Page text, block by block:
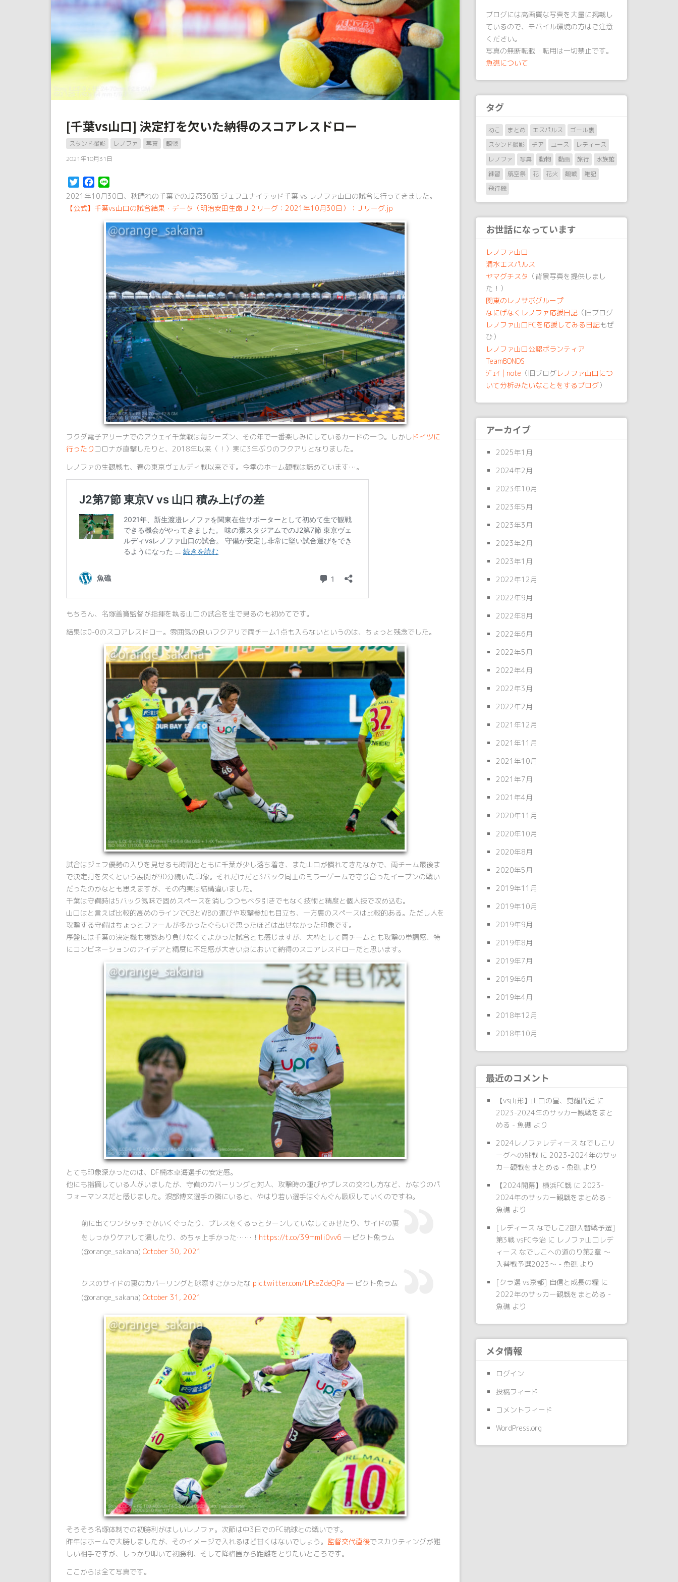
[千葉vs山口] 決定打を欠いた納得のスコアレスドロー
スタンド撮影 レノファ 写真
観戦
2021年10月31日
TwitterFacebook
2021年10月30日、秋晴れの千葉でのJ2第36節 ジェフユナイテッド千葉 vs レノファ山口の試合に行ってきました。
【公式】千葉vs山口の試合結果・データ（明治安田生命Ｊ２リーグ：2021年10月30日）：Ｊリーグ.jp
フクダ電子アリーナでのアウェイ千葉戦は毎シーズン、その年で一番楽しみにしているカードの一つ。しかし ドイツに
行ったり コロナが直撃したりと、2018年以来（！）実に3年ぶりのフクアリとなりました。
レノファの生観戦も、春の東京ヴェルディ戦以来です。今季のホーム観戦は諦めています…。
もちろん、名塚善寛監督が指揮を執る山口の試合を生で見るのも初めてです。
結果は0-0のスコアレスドロー。雰囲気の良いフクアリで両チーム1点も入らないというのは、ちょっと残念でした。
試合はジェフ優勢の入りを見せるも時間とともに千葉が少し落ち着き、また山口が慣れてきたなかで、両チーム最後ま
で決定打を欠くという展開が90分続いた印象。それだけだと3バック同士のミラーゲームで守り合ったイーブンの戦い
だったのかなとも思えますが、その内実は結構違いました。
千葉は守備時は5バック気味で固めスペースを消しつつもベタ引きでもなく技術と精度と個人技で攻め込む。
山口はと言えば比較的高めのラインでCBとWBの運びや攻撃参加も目立ち、一方裏のスペースは比較的ある。ただし人を
攻撃する守備はちょっとファールが多かったぐらいで思ったほどは出せなかった印象です。
序盤には千葉の決定機も複数あり負けなくてよかった試合とも感じますが、大枠として両チームとも攻撃の単調感、特
にコンビネーションのアイデアと精度に不足感が大きい点において納得のスコアレスドローだと思います。
とても印象深かったのは、DF楠本卓海選手の安定感。
他にも指摘している人がいましたが、守備のカバーリングと対人、攻撃時の運びやプレスの交わし方など、かなりのパ
フォーマンスだと感じました。渡部博文選手の隣にいると、やはり若い選手はぐんぐん吸収していくのですね。
前に出てワンタッチでかいくぐったり、プレスをくるっとターンしていなしてみせたり、サイドの裏
をしっかりケアして潰したり、めちゃ上手かった……！ https://t.co/39mmIi0vv6 — ピクト魚ラム
(@orange_sakana) October 30, 2021
クスのサイドの裏のカバーリングと球際すごかったな pic.twitter.com/LPceZdeQPa — ピクト魚ラム
(@orange_sakana) October 31, 2021
そろそろ名塚体制での初勝利がほしいレノファ。次節は中3日でのFC琉球との戦いです。
昨年はホームで大勝しましたが、そのイメージで入れるほど甘くはないでしょう。 監督交代直後でスカウティングが難
しい相手ですが、しっかり叩いて初勝利、そして降格圏から距離をとりたいところです。
ここからは全て写真です。
ブログには高画質な写真を大量に掲載し
ているので、モバイル環境の方はご注意
ください。
写真の無断転載・転用は一切禁止です。
魚礁について
タグ
ねこ まとめ エスパルス
ゴール裏
スタンド撮影
チア ユース
レディース
レノファ
写真 動物 動画 旅行
水族館
練習
航空祭 花 花火 観戦
雑記
飛行機
お世話になっています
レノファ山口
清水エスパルス
ヤマグチスタ （背景写真を提供しまし
た！）
関東のレノサポグループ
なにげなくレノファ応援日記 （旧ブログ
レノファ山口FCを応援してみる日記もぜ
ひ）
レノファ山口公認ボランティア
TeamBONDS
ｼﾞｪｲ | note （旧ブログレノファ山口につ
いて分析みたいなことをするブログ）
アーカイブ
2025年1月
2024年2月
2023年10月
2023年5月
2023年3月
2023年2月
2023年1月
2022年12月
2022年9月
2022年8月
2022年6月
2022年5月
2022年4月
2022年3月
2022年2月
2021年12月
2021年11月
2021年10月
2021年7月
2021年4月
2020年11月
2020年10月
2020年8月
2020年5月
2019年11月
2019年10月
2019年9月
2019年8月
2019年7月
2019年6月
2019年4月
2018年12月
2018年10月
最近のコメント
【vs山形】山口の星、覚醒間近 に
2023-2024年のサッカー観戦をまと
める - 魚礁 より
2024レノファレディース なでしこリ
ーグへの挑戦 に 2023-2024年のサッ
カー観戦をまとめる - 魚礁 より
【2024開幕】横浜FC戦 に 2023-
2024年のサッカー観戦をまとめる -
魚礁 より
[レディース なでしこ2部入替戦予選]
第3戦 vsFC今治 に レノファ山口レデ
ィース なでしこへの道のり第2章 〜
入替戦予選2023〜 - 魚礁 より
[クラ選 vs京都] 自信と成長の糧 に
2022年のサッカー観戦をまとめる -
魚礁 より
メタ情報
ログイン
投稿フィード
コメントフィード
WordPress.org